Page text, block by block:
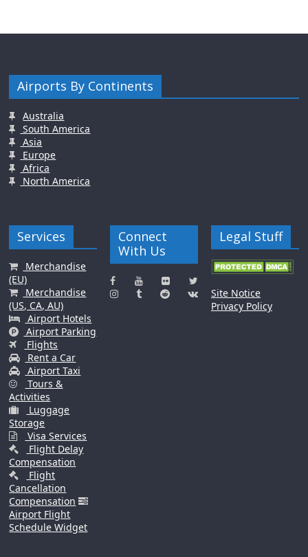
Airports By Continents
Australia
South America
Asia
Europe
Africa
North America
Services
Merchandise
(EU)
Merchandise
(US, CA, AU)
Airport Hotels
Airport Parking
Flights
Rent a Car
Airport Taxi
Tours &
Activities
Luggage
Storage
Visa Services
Flight Delay
Compensation
Flight
Cancellation
Compensation
Airport Flight
Schedule Widget
Connect
With Us
Legal Stuff
Site Notice
Privacy Policy